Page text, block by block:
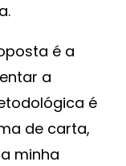
é a
a
é
de carta,
minha